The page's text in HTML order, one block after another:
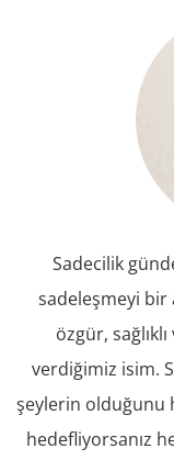
Sadecilik
sadeleşmeyi bir
özgür,
verdiğimiz isim.
şeylerin olduğunu
hedefliyorsanız